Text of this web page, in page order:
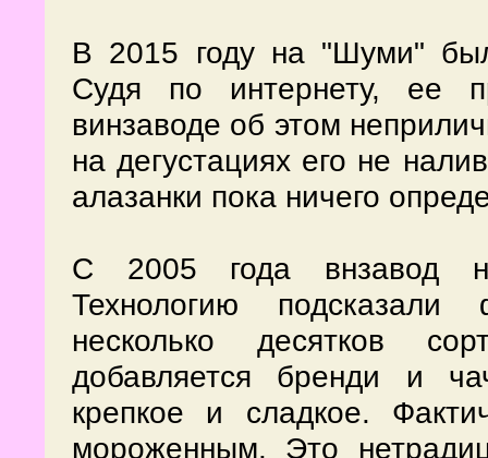
В 2015 году на "Шуми"
Судя по интернету, ее
винзаводе об этом
на дегустациях его не
алазанки пока ничего
С 2005 года внзавод
Технологию
несколько десятков
добавляется бренди и
крепкое и сладкое.
мороженным. Это